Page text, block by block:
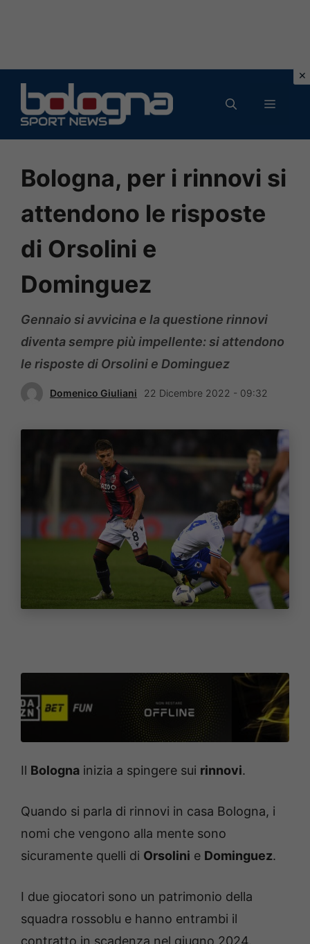
contenuto
MENU
Bologna, per i rinnovi si
attendono le risposte
di Orsolini e
Dominguez
Gennaio si avvicina e la questione rinnovi
diventa sempre più impellente: si attendono
le risposte di Orsolini e Dominguez
Domenico Giuliani 22 Dicembre 2022 - 09:32
Il Bologna inizia a spingere sui rinnovi.
Quando si parla di rinnovi in casa Bologna, i
nomi che vengono alla mente sono
sicuramente quelli di Orsolini e Dominguez.
I due giocatori sono un patrimonio della
squadra rossoblu e hanno entrambi il
contratto in scadenza nel giugno 2024.